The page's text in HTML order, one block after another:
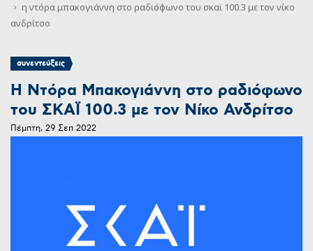
η ντόρα μπακογιάννη στο ραδιόφωνο του σκαϊ 100.3 με τον νίκο
ανδρίτσο
συνεντεύξεις
Η Ντόρα Μπακογιάννη στο ραδιόφωνο
του ΣΚΑΪ 100.3 με τον Νίκο Ανδρίτσο
Πέμπτη, 29 Σεπ 2022